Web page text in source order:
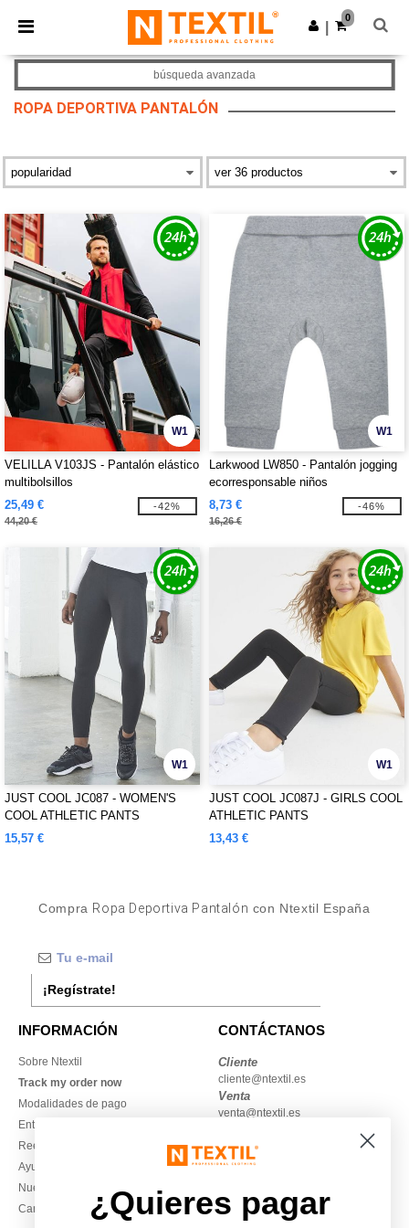
× App de Ntextil
¡Mejores precios en app!
Descargar app
0
ROPA DEPORTIVA PANTALÓN
búsqueda avanzada
W1
VELILLA V103JS - Pantalón elástico
multibolsillos
25,49 €
44,20 €
-42%
W1
Larkwood LW850 - Pantalón jogging
ecorresponsable niños
8,73 €
16,26 €
-46%
W1
JUST COOL JC087 - WOMEN'S
COOL ATHLETIC PANTS
15,57 €
W1
JUST COOL JC087J - GIRLS COOL
ATHLETIC PANTS
13,43 €
Compra Ropa Deportiva Pantalón con Ntextil España
¡Regístrate!
INFORMACIÓN
Sobre Ntextil
Track my order now
Modalidades de pago
Entrega
Reembolsos / devoluciones
Ayuda & FAQs
Nuestros compromisos
Camisetas locales al por mayor
CONTÁCTANOS
Cliente
cliente@ntextil.es
Venta
venta@ntextil.es
930 410 200
Viernes: 10:00–14:00
¿Quieres pagar